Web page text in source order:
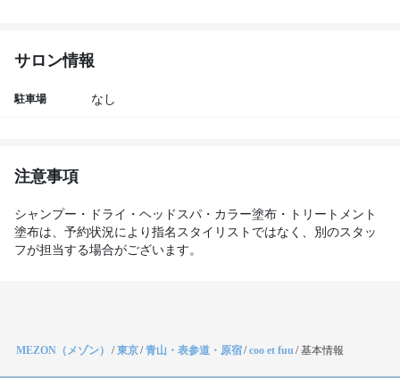
サロン情報
駐車場 なし
注意事項
シャンプー・ドライ・ヘッドスパ・カラー塗布・トリートメント
塗布は、予約状況により指名スタイリストではなく、別のスタッ
フが担当する場合がございます。
MEZON（メゾン） /東京/青山・表参道・原宿/coo et fuu /基本情報